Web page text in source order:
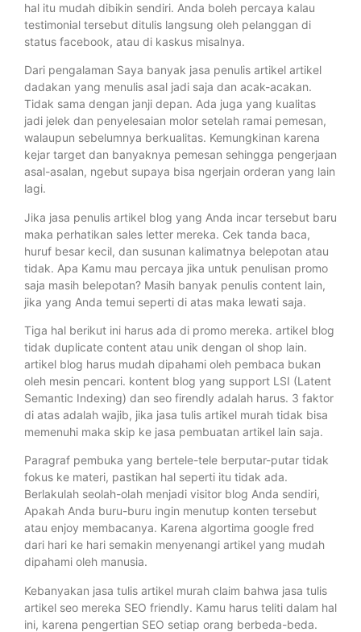
hal itu mudah dibikin sendiri. Anda boleh percaya kalau
testimonial tersebut ditulis langsung oleh pelanggan di
status facebook, atau di kaskus misalnya.
Dari pengalaman Saya banyak jasa penulis artikel artikel
dadakan yang menulis asal jadi saja dan acak-acakan.
Tidak sama dengan janji depan. Ada juga yang kualitas
jadi jelek dan penyelesaian molor setelah ramai pemesan,
walaupun sebelumnya berkualitas. Kemungkinan karena
kejar target dan banyaknya pemesan sehingga pengerjaan
asal-asalan, ngebut supaya bisa ngerjain orderan yang lain
lagi.
Jika jasa penulis artikel blog yang Anda incar tersebut baru
maka perhatikan sales letter mereka. Cek tanda baca,
huruf besar kecil, dan susunan kalimatnya belepotan atau
tidak. Apa Kamu mau percaya jika untuk penulisan promo
saja masih belepotan? Masih banyak penulis content lain,
jika yang Anda temui seperti di atas maka lewati saja.
Tiga hal berikut ini harus ada di promo mereka. artikel blog
tidak duplicate content atau unik dengan ol shop lain.
artikel blog harus mudah dipahami oleh pembaca bukan
oleh mesin pencari. kontent blog yang support LSI (Latent
Semantic Indexing) dan seo firendly adalah harus. 3 faktor
di atas adalah wajib, jika jasa tulis artikel murah tidak bisa
memenuhi maka skip ke jasa pembuatan artikel lain saja.
Paragraf pembuka yang bertele-tele berputar-putar tidak
fokus ke materi, pastikan hal seperti itu tidak ada.
Berlakulah seolah-olah menjadi visitor blog Anda sendiri,
Apakah Anda buru-buru ingin menutup konten tersebut
atau enjoy membacanya. Karena algortima google fred
dari hari ke hari semakin menyenangi artikel yang mudah
dipahami oleh manusia.
Kebanyakan jasa tulis artikel murah claim bahwa jasa tulis
artikel seo mereka SEO friendly. Kamu harus teliti dalam hal
ini, karena pengertian SEO setiap orang berbeda-beda.